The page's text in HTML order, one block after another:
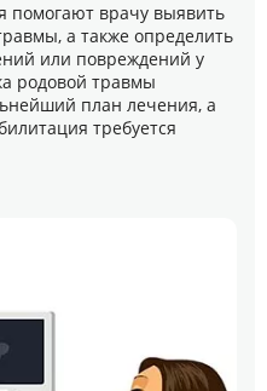
помогают врачу выявить
а также определить
или повреждений у
родовой травмы
план лечения, а
требуется